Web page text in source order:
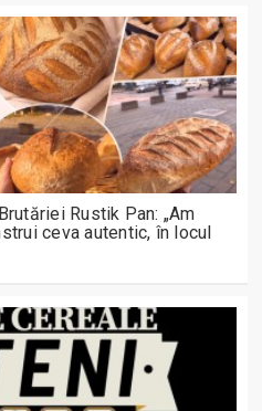
Rustik Pan: „Am
ceva autentic, în locul